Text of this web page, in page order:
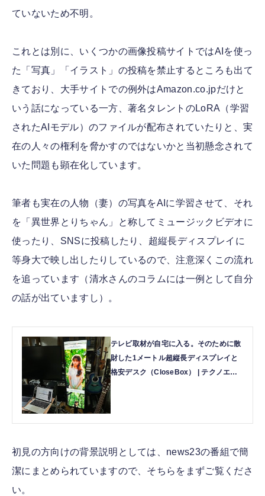
ていないため不明。
これとは別に、いくつかの画像投稿サイトではAIを使っ
た「写真」「イラスト」の投稿を禁止するところも出て
きており、大手サイトでの例外はAmazon.co.jpだけと
いう話になっている一方、著名タレントのLoRA（学習
されたAIモデル）のファイルが配布されていたりと、実
在の人々の権利を脅かすのではないかと当初懸念されて
いた問題も顕在化しています。
筆者も実在の人物（妻）の写真をAIに学習させて、それ
を「異世界とりちゃん」と称してミュージックビデオに
使ったり、SNSに投稿したり、超縦長ディスプレイに
等身大で映し出したりしているので、注意深くこの流れ
を追っています（清水さんのコラムには一例として自分
の話が出ていますし）。
テレビ取材が自宅に入る。そのために散
財した1メートル超縦長ディスプレイと
格安デスク（CloseBox） | テクノエッ
初見の方向けの背景説明としては、news23の番組で簡
潔にまとめられていますので、そちらをまずご覧くださ
い。